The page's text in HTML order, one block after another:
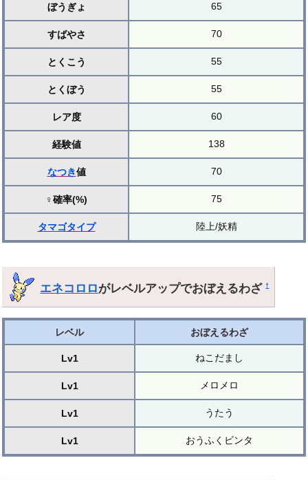
ぼうぎょ 65
すばやさ 70
とくこう 55
とくぼう 55
レア度 60
経験値 138
なつき値 70
♀確率(%) 75
タマゴタイプ 陸上/妖精
エネコロロがレベルアップでおぼえるわざ†
レベル おぼえるわざ
Lv1 ねこだまし
Lv1 メロメロ
Lv1 うたう
Lv1 おうふくビンタ